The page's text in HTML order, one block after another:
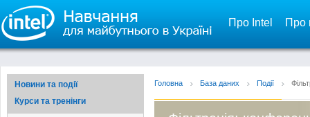
Про Intel Про
Новини та події
Курси та тренінги
Головна База даних Події